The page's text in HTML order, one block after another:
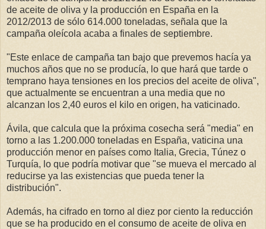
de aceite de oliva y la producción en España en la
2012/2013 de sólo 614.000 toneladas, señala que la
campaña oleícola acaba a finales de septiembre.
"Este enlace de campaña tan bajo que prevemos hacía ya
muchos años que no se producía, lo que hará que tarde o
temprano haya tensiones en los precios del aceite de oliva",
que actualmente se encuentran a una media que no
alcanzan los 2,40 euros el kilo en origen, ha vaticinado.
Ávila, que calcula que la próxima cosecha será "media" en
torno a las 1.200.000 toneladas en España, vaticina una
producción menor en países como Italia, Grecia, Túnez o
Turquía, lo que podría motivar que "se mueva el mercado al
reducirse ya las existencias que pueda tener la
distribución".
Además, ha cifrado en torno al diez por ciento la reducción
que se ha producido en el consumo de aceite de oliva en